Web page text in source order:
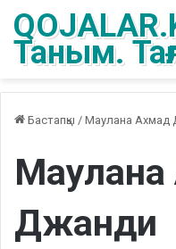
Таным.
Бастапқы / Маулана Ахмад
Джанди